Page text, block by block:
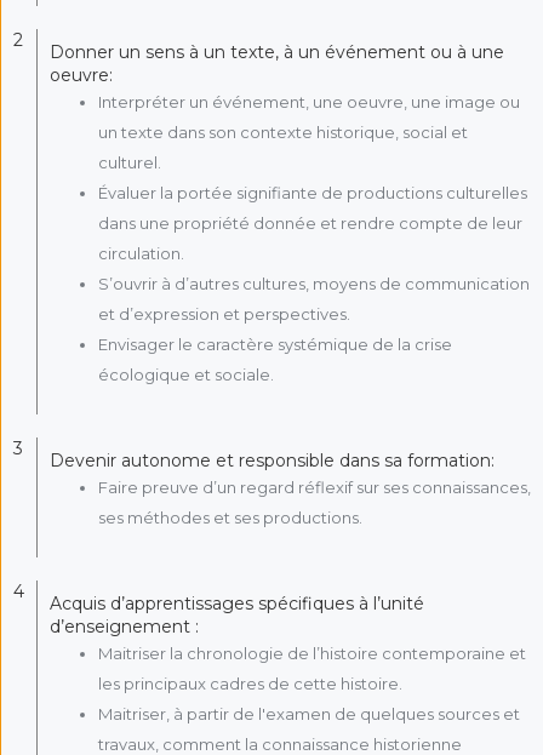
2
Donner un sens à un texte, à un événement ou à une
oeuvre:
Interpréter un événement, une oeuvre, une image ou
un texte dans son contexte historique, social et
culturel.
Évaluer la portée signifiante de productions culturelles
dans une propriété donnée et rendre compte de leur
circulation.
S’ouvrir à d’autres cultures, moyens de communication
et d’expression et perspectives.
Envisager le caractère systémique de la crise
écologique et sociale.
3
Devenir autonome et responsible dans sa formation:
Faire preuve d’un regard réflexif sur ses connaissances,
ses méthodes et ses productions.
4
Acquis d’apprentissages spécifiques à l’unité
d’enseignement :
Maitriser la chronologie de l’histoire contemporaine et
les principaux cadres de cette histoire.
Maitriser, à partir de l'examen de quelques sources et
travaux, comment la connaissance historienne